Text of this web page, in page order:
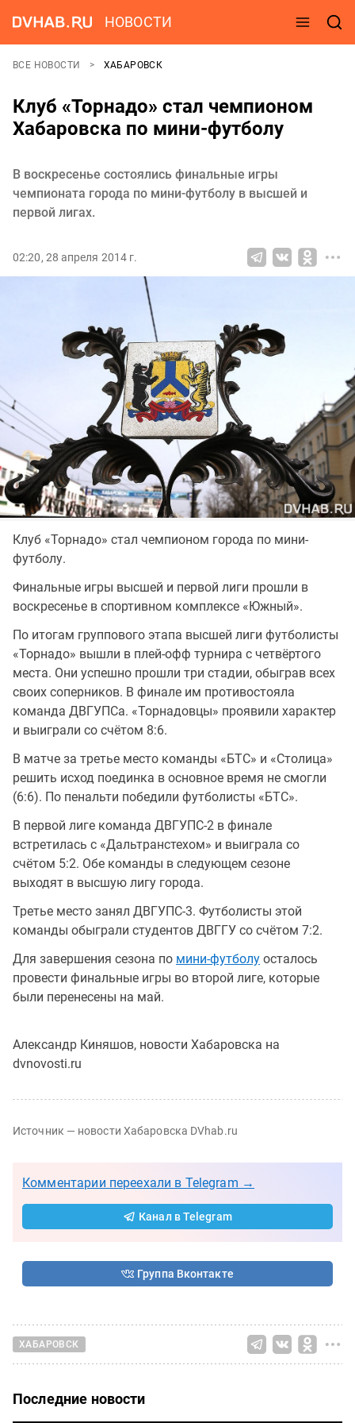
НОВОСТИ
ВСЕ НОВОСТИ ХАБАРОВСК
Клуб «Торнадо» стал чемпионом
Хабаровска по мини-футболу
В воскресенье состоялись финальные игры
чемпионата города по мини-футболу в высшей и
первой лигах.
02:20, 28 апреля 2014 г.
Клуб «Торнадо» стал чемпионом города по мини-
футболу.
Финальные игры высшей и первой лиги прошли в
воскресенье в спортивном комплексе «Южный».
По итогам группового этапа высшей лиги футболисты
«Торнадо» вышли в плей-офф турнира с четвёртого
места. Они успешно прошли три стадии, обыграв всех
своих соперников. В финале им противостояла
команда ДВГУПСа. «Торнадовцы» проявили характер
и выиграли со счётом 8:6.
В матче за третье место команды «БТС» и «Столица»
решить исход поединка в основное время не смогли
(6:6). По пенальти победили футболисты «БТС».
В первой лиге команда ДВГУПС-2 в финале
встретилась с «Дальтранстехом» и выиграла со
счётом 5:2. Обе команды в следующем сезоне
выходят в высшую лигу города.
Третье место занял ДВГУПС-3. Футболисты этой
команды обыграли студентов ДВГГУ со счётом 7:2.
Для завершения сезона по мини-футболу осталось
провести финальные игры во второй лиге, которые
были перенесены на май.
Александр Киняшов, новости Хабаровска на
dvnovosti.ru
Источник — новости Хабаровска DVhab.ru
Комментарии переехали в Telegram →
Канал в Telegram
Группа Вконтакте
ХАБАРОВСК
Последние новости